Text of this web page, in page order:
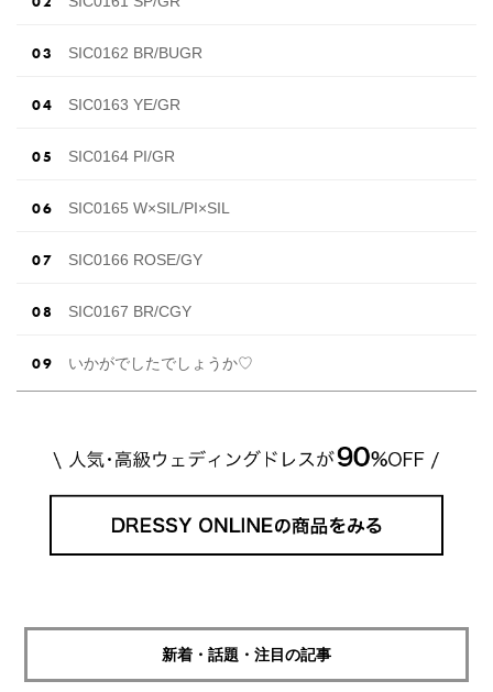
SIC0162 BR/BUGR
SIC0163 YE/GR
SIC0164 PI/GR
SIC0165 W×SIL/PI×SIL
SIC0166 ROSE/GY
SIC0167 BR/CGY
いかがでしたでしょうか♡
新着・話題・注目の記事